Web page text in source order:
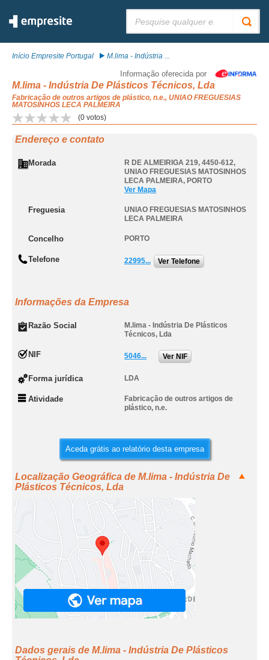
Início Empresite Portugal M.lima - Indústria ...
Informação oferecida por
M.lima - Indústria De Plásticos Técnicos, Lda
Fabricação de outros artigos de plástico, n.e., UNIAO FREGUESIAS
MATOSINHOS LECA PALMEIRA
(0 votos)
Endereço e contato
Morada R DE ALMEIRIGA 219, 4450-612,
UNIAO FREGUESIAS MATOSINHOS
LECA PALMEIRA, PORTO
Ver Mapa
Freguesia
UNIAO FREGUESIAS MATOSINHOS
LECA PALMEIRA
Concelho PORTO
Telefone 22995... Ver Telefone
Informações da Empresa
Razão Social
M.lima - Indústria De Plásticos
Técnicos, Lda
NIF 5046... Ver NIF
Forma jurídica LDA
Atividade
Fabricação de outros artigos de
plástico, n.e.
Aceda grátis ao relatório desta empresa
Localização Geográfica de M.lima - Indústria De
Plásticos Técnicos, Lda
Dados gerais de M.lima - Indústria De Plásticos